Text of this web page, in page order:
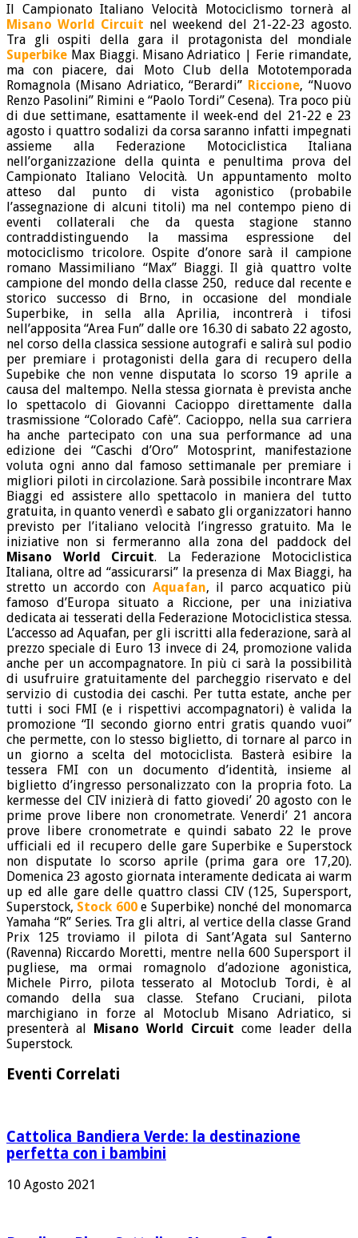
Il Campionato Italiano Velocità Motociclismo tornerà al
Misano World Circuit nel weekend del 21-22-23 agosto.
Tra gli ospiti della gara il protagonista del mondiale
Superbike Max Biaggi. Misano Adriatico | Ferie rimandate,
ma con piacere, dai Moto Club della Mototemporada
Romagnola (Misano Adriatico, “Berardi” Riccione, “Nuovo
Renzo Pasolini” Rimini e “Paolo Tordi” Cesena). Tra poco più
di due settimane, esattamente il week-end del 21-22 e 23
agosto i quattro sodalizi da corsa saranno infatti impegnati
assieme alla Federazione Motociclistica Italiana
nell’organizzazione della quinta e penultima prova del
Campionato Italiano Velocità. Un appuntamento molto
atteso dal punto di vista agonistico (probabile
l’assegnazione di alcuni titoli) ma nel contempo pieno di
eventi collaterali che da questa stagione stanno
contraddistinguendo la massima espressione del
motociclismo tricolore. Ospite d’onore sarà il campione
romano Massimiliano “Max” Biaggi. Il già quattro volte
campione del mondo della classe 250, reduce dal recente e
storico successo di Brno, in occasione del mondiale
Superbike, in sella alla Aprilia, incontrerà i tifosi
nell’apposita “Area Fun” dalle ore 16.30 di sabato 22 agosto,
nel corso della classica sessione autografi e salirà sul podio
per premiare i protagonisti della gara di recupero della
Supebike che non venne disputata lo scorso 19 aprile a
causa del maltempo. Nella stessa giornata è prevista anche
lo spettacolo di Giovanni Cacioppo direttamente dalla
trasmissione “Colorado Cafè”. Cacioppo, nella sua carriera
ha anche partecipato con una sua performance ad una
edizione dei “Caschi d’Oro” Motosprint, manifestazione
voluta ogni anno dal famoso settimanale per premiare i
migliori piloti in circolazione. Sarà possibile incontrare Max
Biaggi ed assistere allo spettacolo in maniera del tutto
gratuita, in quanto venerdì e sabato gli organizzatori hanno
previsto per l’italiano velocità l’ingresso gratuito. Ma le
iniziative non si fermeranno alla zona del paddock del
Misano World Circuit. La Federazione Motociclistica
Italiana, oltre ad “assicurarsi” la presenza di Max Biaggi, ha
stretto un accordo con Aquafan, il parco acquatico più
famoso d’Europa situato a Riccione, per una iniziativa
dedicata ai tesserati della Federazione Motociclistica stessa.
L’accesso ad Aquafan, per gli iscritti alla federazione, sarà al
prezzo speciale di Euro 13 invece di 24, promozione valida
anche per un accompagnatore. In più ci sarà la possibilità
di usufruire gratuitamente del parcheggio riservato e del
servizio di custodia dei caschi. Per tutta estate, anche per
tutti i soci FMI (e i rispettivi accompagnatori) è valida la
promozione “Il secondo giorno entri gratis quando vuoi”
che permette, con lo stesso biglietto, di tornare al parco in
un giorno a scelta del motociclista. Basterà esibire la
tessera FMI con un documento d’identità, insieme al
biglietto d’ingresso personalizzato con la propria foto. La
kermesse del CIV inizierà di fatto giovedi’ 20 agosto con le
prime prove libere non cronometrate. Venerdi’ 21 ancora
prove libere cronometrate e quindi sabato 22 le prove
ufficiali ed il recupero delle gare Superbike e Superstock
non disputate lo scorso aprile (prima gara ore 17,20).
Domenica 23 agosto giornata interamente dedicata ai warm
up ed alle gare delle quattro classi CIV (125, Supersport,
Superstock, Stock 600e Superbike) nonché del monomarca
Yamaha “R” Series. Tra gli altri, al vertice della classe Grand
Prix 125 troviamo il pilota di Sant’Agata sul Santerno
(Ravenna) Riccardo Moretti, mentre nella 600 Supersport il
pugliese, ma ormai romagnolo d’adozione agonistica,
Michele Pirro, pilota tesserato al Motoclub Tordi, è al
comando della sua classe. Stefano Cruciani, pilota
marchigiano in forze al Motoclub Misano Adriatico, si
presenterà al Misano World Circuit come leader della
Superstock.
Eventi Correlati
Cattolica Bandiera Verde: la destinazione
perfetta con i bambini
10 Agosto 2021